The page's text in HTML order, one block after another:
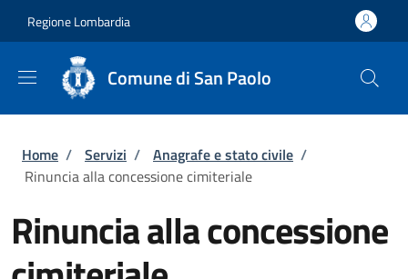
Regione Lombardia
Comune di San Paolo
Briciole di pane
Home / Servizi / Anagrafe e stato civile /
Rinuncia alla concessione cimiteriale
Rinuncia alla concessione